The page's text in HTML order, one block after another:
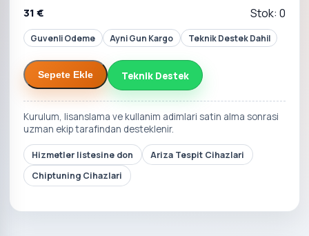
31 € Stok: 0
Guvenli Odeme Ayni Gun Kargo Teknik Destek Dahil
Sepete Ekle Teknik Destek
Kurulum, lisanslama ve kullanim adimlari satin alma sonrasi
uzman ekip tarafindan desteklenir.
Hizmetler listesine don
Ariza Tespit Cihazlari
Chiptuning Cihazlari